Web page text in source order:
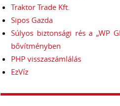
Traktor Trade Kft.
Sipos Gazda
Súlyos biztonsági rés a „WP
bővítményben
PHP visszaszámlálás
EzVíz